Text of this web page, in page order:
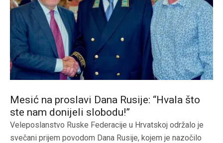
Mesić na proslavi Dana Rusije: “Hvala što
ste nam donijeli slobodu!”
Veleposlanstvo Ruske Federacije u Hrvatskoj održalo je
svečani prijem povodom Dana Rusije, kojem je nazočilo